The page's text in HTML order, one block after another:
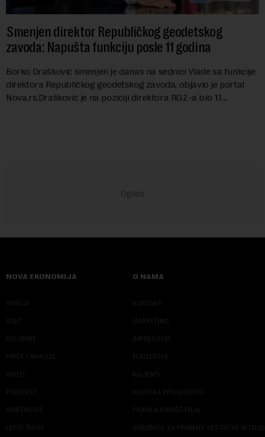
Smenjen direktor Republičkog geodetskog
zavoda: Napušta funkciju posle 11 godina
Borko Drašković smenjen je danas na sednici Vlade sa funkcije
direktora Republičkog geodetskog zavoda, objavio je portal
Nova.rs.Drašković je na poziciji direktora RGZ-a bio 11
NOVA EKONOMIJA
SRBIJA
SVET
KOLUMNE
PRIČE I ANALIZE
VIDEO
PODCAST
ODRŽIVOST
LEPŠI ŽIVOT
O NAMA
KONTAKT
MARKETING
IMPRESSUM
NJUZLETER
KLIJENTI
POLITIKA PRIVATNOSTI
PRAVILA KORIŠĆENJA
SMERNICE ZA PRIMENU VEŠTAČKE